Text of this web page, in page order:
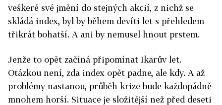
veškeré své jmění do stejných akcií, z nichž se
skládá index, byl by během devíti let s přehledem
třikrát bohatší. A ani by nemusel hnout prstem.
Jenže to opět začíná připomínat Ikarův let.
Otázkou není, zda index opět padne, ale kdy. A až
problémy nastanou, průběh krize bude každopádně
mnohem horší. Situace je složitější než před deseti